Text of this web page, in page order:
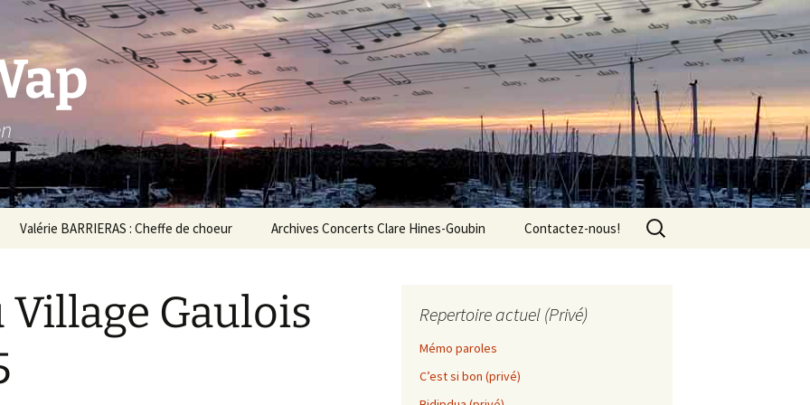
au Village
à La Kafetière le
Valérie BARRIERAS : Cheffe de choeur Archives Concerts Clare Hines-Goubin
Concerts 2022
Contactez-nous!
Rechercher :
Village Gaulois
Repertoire actuel (Privé)
Mémo paroles
C’est si bon (privé)